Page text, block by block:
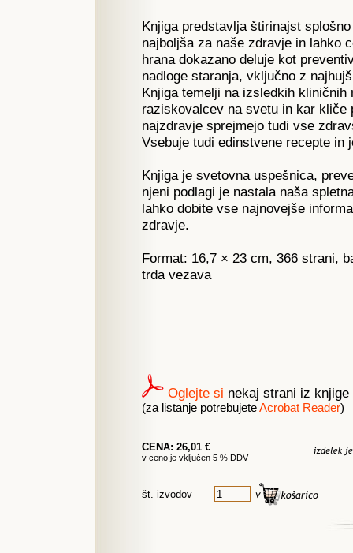
Knjiga predstavlja štirinajst
najboljša za naše zdravje in lahko
hrana dokazano deluje kot
nadloge staranja, vključno z
Knjiga temelji na izsledkih
raziskovalcev na svetu in kar kliče
najzdravje sprejmejo tudi vse
Vsebuje tudi edinstvene recepte in
Knjiga je svetovna uspešnica,
njeni podlagi je nastala naša
lahko dobite vse najnovejše
zdravje.
Format: 16,7 × 23 cm, 366 strani,
trda vezava
Oglejte si nekaj strani iz knjige
(za listanje potrebujeteAcrobat Reader)
CENA: 26,01 €
v ceno je vključen 5 % DDV
št. izvodov